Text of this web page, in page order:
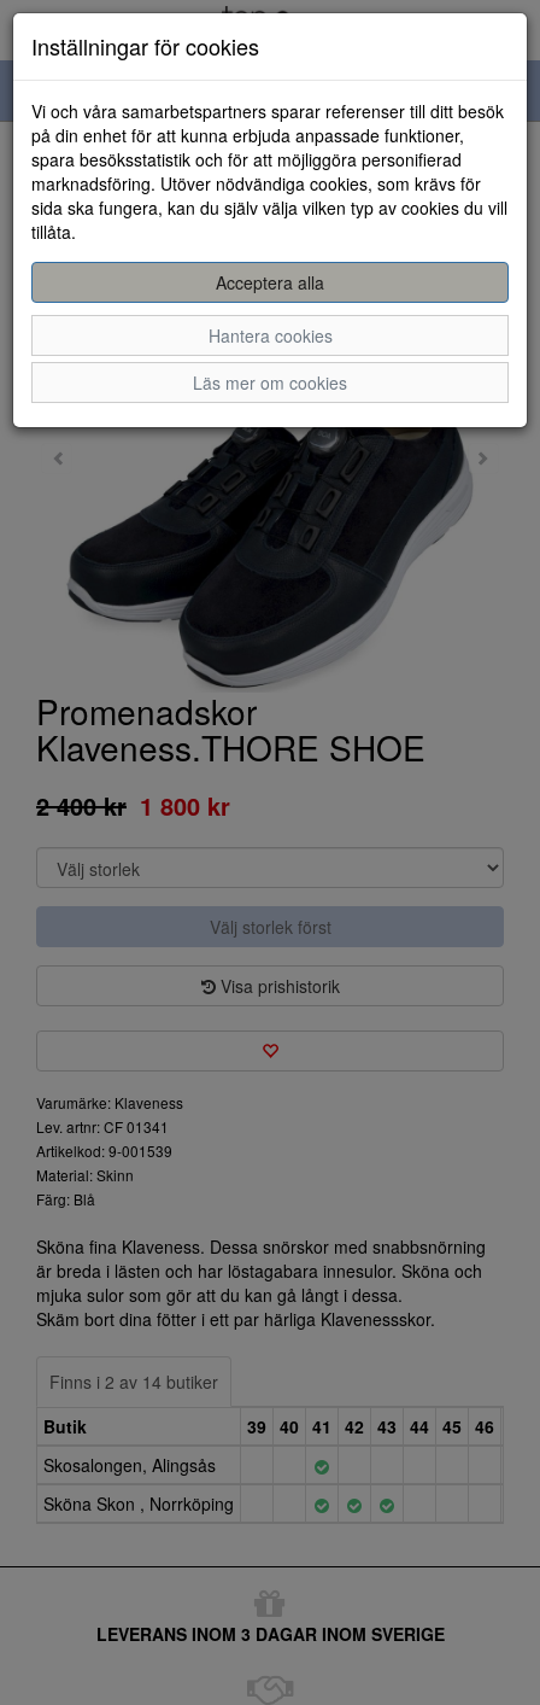
navigation
HEM
Promenadskor
Klaveness.THORE SHOE
2 400 kr 1 800 kr
Välj storlek först
Visa prishistorik
Varumärke: Klaveness
Lev. artnr: CF 01341
Artikelkod: 9-001539
Material: Skinn
Färg: Blå
Sköna fina Klaveness. Dessa snörskor med snabbsnörning
är breda i lästen och har löstagabara innesulor. Sköna och
mjuka sulor som gör att du kan gå långt i dessa.
Skäm bort dina fötter i ett par härliga Klavenessskor.
Finns i 2 av 14 butiker
Butik
39 40 41 42 43 44 45 46
Skosalongen, Alingsås
Sköna Skon , Norrköping
LEVERANS INOM 3 DAGAR INOM SVERIGE
Inställningar för cookies
Vi och våra samarbetspartners sparar referenser till ditt besök
på din enhet för att kunna erbjuda anpassade funktioner,
spara besöksstatistik och för att möjliggöra personifierad
marknadsföring. Utöver nödvändiga cookies, som krävs för
sida ska fungera, kan du själv välja vilken typ av cookies du vill
tillåta.
Acceptera alla
Hantera cookies
Läs mer om cookies